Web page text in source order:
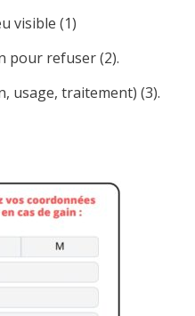
visible (1)
pour refuser (2).
usage, traitement) (3).